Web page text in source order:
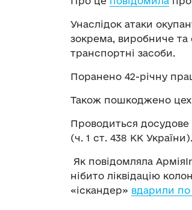
Унаслідок атаки
зокрема, виробниче та
транспортні засоби.
Поранено 42-річну
Також пошкоджено цех
Проводиться досудове
(ч. 1 ст. 438 КК України).
Як повідомляла
нібито ліквідацію
«іскандер» вдарили